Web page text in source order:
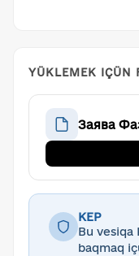
YÜKLEMEK IÇÜN
KEP
Bu vesiqa
baqmaq